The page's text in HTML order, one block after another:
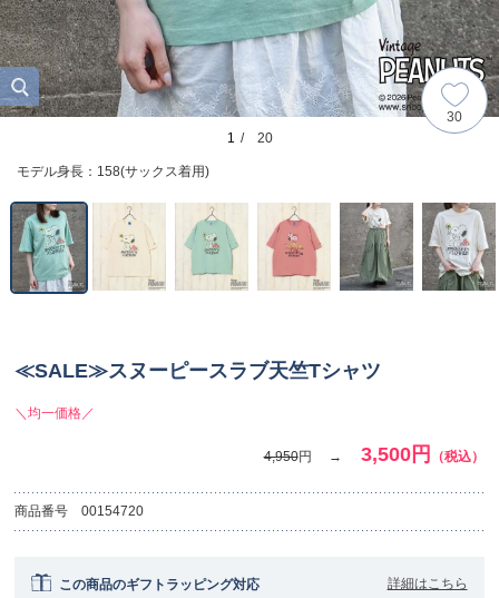
モデル身長：158(サックス着用)
1 / 20
30
≪SALE≫スヌーピースラブ天竺Tシャツ
＼均一価格／
4,950円 3,500円 （税込）
商品番号 00154720
この商品のギフトラッピング対応 詳細はこちら